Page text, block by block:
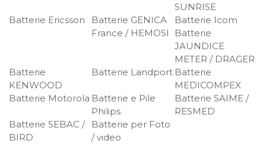
SUNRISE
Batterie Ericsson
Batterie GENICA
France / HEMOSI
Batterie Icom
Batterie
JAUNDICE
METER / DRAGER
Batterie
KENWOOD
Batterie Landport Batterie
MEDICOMPEX
Batterie Motorola Batterie e Pile
Philips
Batterie SAIME /
RESMED
Batterie SEBAC /
BIRD
Batterie per Foto
/ video